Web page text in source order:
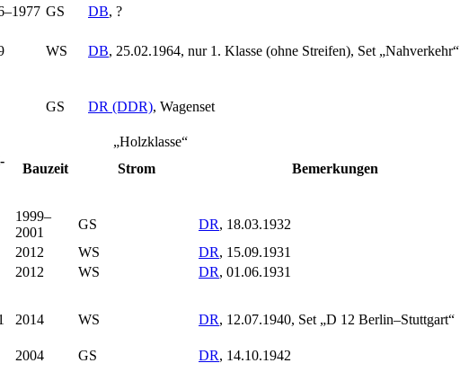
GS DB, ?
WS DB, 25.02.1964, nur 1. Klasse (ohne Streifen), Set „Nah­verkehr“
GS DR (DDR), Wagen­set
„Holzklasse“
Bauzeit Strom Bemer­kungen
1999–
2001
GS DR, 18.03.1932
2012 WS DR, 15.09.1931
2012 WS DR, 01.06.1931
2014 WS DR, 12.07.1940, Set „D 12 Berlin–Stuttgart“
2004 GS DR, 14.10.1942